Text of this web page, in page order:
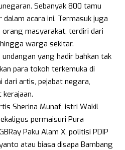
Sebanyak 800 tamu
dalam acara ini. Termasuk juga
orang masyarakat, terdiri dari
warga sekitar.
yang hadir bahkan tak
para tokoh terkemuka di
dari artis, pejabat negara,
Sherina Munaf, istri Wakil
permaisuri Pura
Paku Alam X, politisi PDIP
atau biasa disapa Bambang